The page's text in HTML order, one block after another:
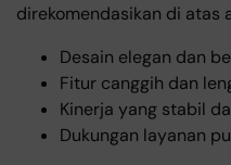
direkomendasikan di atas
Desain elegan dan
Fitur canggih dan
Kinerja yang stabil
Dukungan layanan